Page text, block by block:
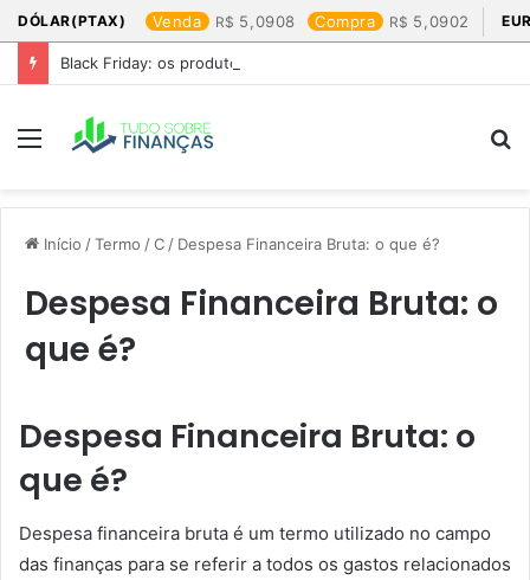
DÓLAR(PTAX) Venda 5,0908 Compra 5,0902
Black Friday: os produtos que mais valem a pena
Menu
Início /Termo /C / Despesa Financeira Bruta: o que é?
Despesa Financeira Bruta: o
que é?
Despesa Financeira Bruta: o
que é?
Despesa financeira bruta é um termo utilizado no campo
das finanças para se referir a todos os gastos relacionados